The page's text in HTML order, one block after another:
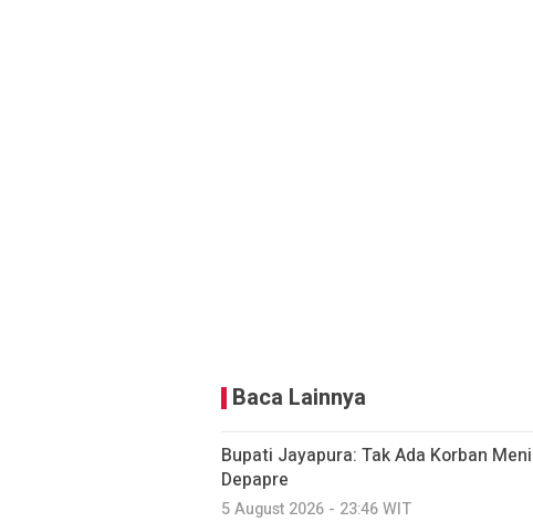
Baca Lainnya
Bupati Jayapura: Tak Ada Korban
Depapre
5 August 2026 - 23:46 WIT